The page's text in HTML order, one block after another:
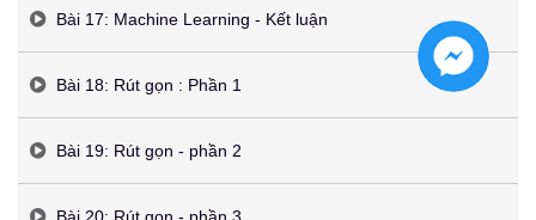
Bài 17: Machine Learning - Kết luận
Bài 18: Rút gọn : Phần 1
Bài 19: Rút gọn - phần 2